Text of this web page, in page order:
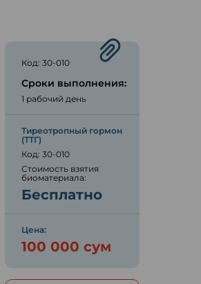
Код: 30-010
Сроки выполнения:
1 рабочий день
Тиреотропный гормон
(ТТГ)
Код: 30-010
Стоимость взятия
биоматериала:
Бесплатно
Цена:
100 000 сум